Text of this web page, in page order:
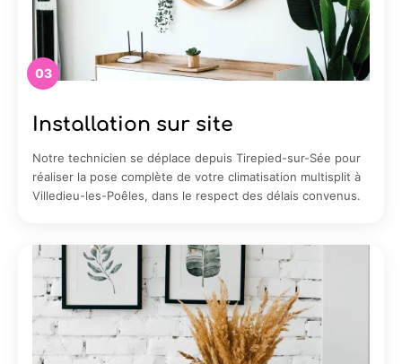
03
Installation sur site
Notre technicien se déplace depuis Tirepied-sur-Sée pour
réaliser la pose complète de votre climatisation multisplit à
Villedieu-les-Poêles, dans le respect des délais convenus.